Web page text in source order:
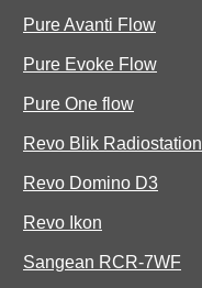
Pure Avanti Flow
Pure Evoke Flow
Pure One flow
Revo Blik Radiostation
Revo Domino D3
Revo Ikon
Sangean RCR-7WF